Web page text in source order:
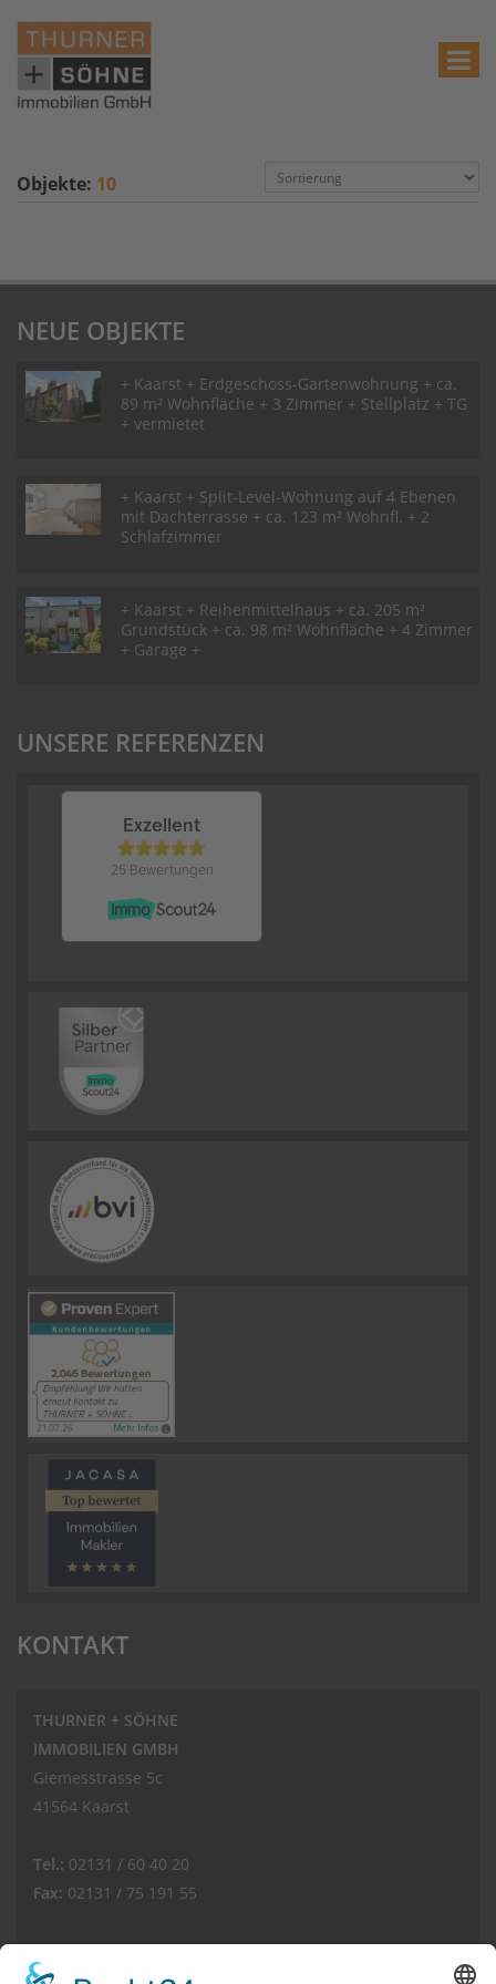
Objekte: 10
NEUE OBJEKTE
+ Kaarst + Erdgeschoss-Gartenwohnung + ca.
89 m² Wohnfläche + 3 Zimmer + Stellplatz + TG
+ vermietet
+ Kaarst + Split-Level-Wohnung auf 4 Ebenen
mit Dachterrasse + ca. 123 m² Wohnfl. + 2
Schlafzimmer
+ Kaarst + Reihenmittelhaus + ca. 205 m²
Grundstück + ca. 98 m² Wohnfläche + 4 Zimmer
+ Garage +
UNSERE REFERENZEN
KONTAKT
THURNER + SÖHNE
IMMOBILIEN GMBH
Giemesstrasse 5c
41564 Kaarst
Tel.: 02131 / 60 40 20
Fax: 02131 / 75 191 55
E-Mail:
info(at)thurnerimmobilien.de